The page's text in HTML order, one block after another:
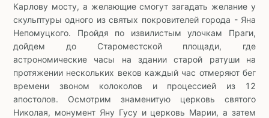
Карлову мосту, а желающие смогут загадать желание у
скульптуры одного из святых покровителей города - Яна
Непомуцкого. Пройдя по извилистым улочкам Праги,
дойдем до Староместской площади, где
астрономические часы на здании старой ратуши на
протяжении нескольких веков каждый час отмеряют бег
времени звоном колоколов и процессией из 12
апостолов. Осмотрим знаменитую церковь святого
Николая, монумент Яну Гусу и церковь Марии, а затем